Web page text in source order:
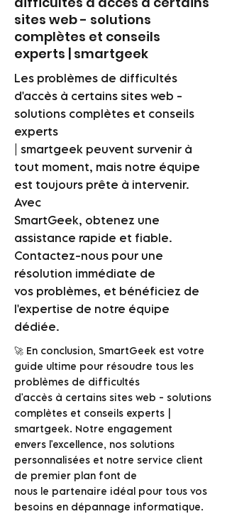
sites web - solutions
complètes et conseils
experts | smartgeek
Les problèmes de difficultés
d'accès à certains sites web -
solutions complètes et conseils
experts
| smartgeek peuvent survenir à
tout moment, mais notre équipe
est toujours prête à intervenir.
Avec
SmartGeek, obtenez une
assistance rapide et fiable.
Contactez-nous pour une
résolution immédiate de
vos problèmes, et bénéficiez de
l'expertise de notre équipe
dédiée.
🚀 En conclusion, SmartGeek est votre
guide ultime pour résoudre tous les
problèmes de difficultés
d'accès à certains sites web - solutions
complètes et conseils experts |
smartgeek. Notre engagement
envers l'excellence, nos solutions
personnalisées et notre service client
de premier plan font de
nous le partenaire idéal pour tous vos
besoins en dépannage informatique.